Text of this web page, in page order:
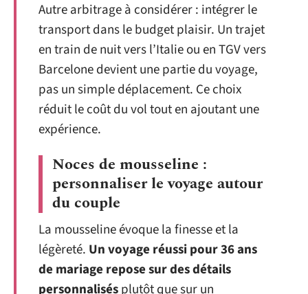
Autre arbitrage à considérer : intégrer le
transport dans le budget plaisir. Un trajet
en train de nuit vers l’Italie ou en TGV vers
Barcelone devient une partie du voyage,
pas un simple déplacement. Ce choix
réduit le coût du vol tout en ajoutant une
expérience.
Noces de mousseline :
personnaliser le voyage autour
du couple
La mousseline évoque la finesse et la
légèreté. Un voyage réussi pour 36 ans
de mariage repose sur des détails
personnalisésplutôt que sur un